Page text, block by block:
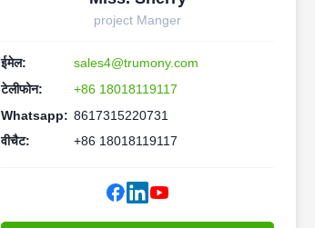
project Manger
ईमेल:
sales4@trumony.com
टेलीफोन:
+86 18018119117
Whatsapp: 8617315220731
वीचैट:
+86 18018119117